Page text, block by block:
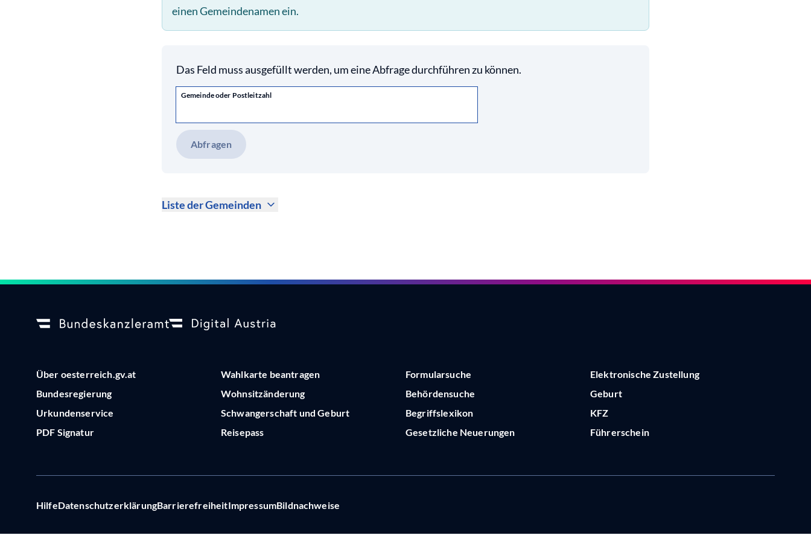
einen Gemeindenamen ein.
Das Feld muss ausgefüllt werden, um eine Abfrage durchführen zu können.
Gemeinde oder Postleitzahl
Abfragen
Liste der Gemeinden
Über oesterreich.gv.at
Bundesregierung
Urkundenservice
PDF Signatur
Wahlkarte beantragen
Wohnsitzänderung
Schwangerschaft und Geburt
Reisepass
Formularsuche
Behördensuche
Begriffslexikon
Gesetzliche Neuerungen
Elektronische Zustellung
Geburt
KFZ
Führerschein
HilfeDatenschutzerklärungBarrierefreiheitImpressumBildnachweise